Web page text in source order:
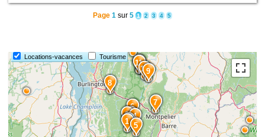
Page 1 sur 5 1 2 3 4 5
Locations-vacances Tourisme
12
11
109
8
7
6
5
4
3
2
1